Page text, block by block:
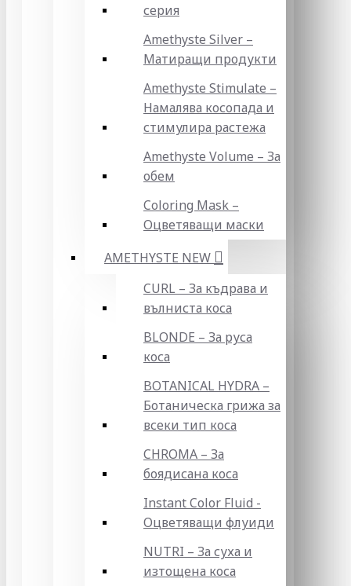
серия
Amethyste Silver –
Матиращи продукти
Amethyste Stimulate –
Намалява косопада и
стимулира растежа
Amethyste Volume – За
обем
Coloring Mask –
Оцветяващи маски
AMETHYSTE NEW
CURL – За къдрава и
вълниста коса
BLONDE – За руса
коса
BOTANICAL HYDRA –
Ботаническа грижа за
всеки тип коса
CHROMA – За
боядисана коса
Instant Color Fluid -
Оцветяващи флуиди
NUTRI – За суха и
изтощена коса